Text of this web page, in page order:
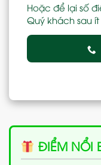
Hoặc để lại số
Quý khách sau
ĐIỂM NỔI